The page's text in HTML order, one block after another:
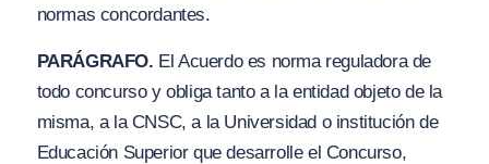
normas concordantes.
PARÁGRAFO. El Acuerdo es norma reguladora de
todo concurso y obliga tanto a la entidad objeto de la
misma, a la CNSC, a la Universidad o institución de
Educación Superior que desarrolle el Concurso,